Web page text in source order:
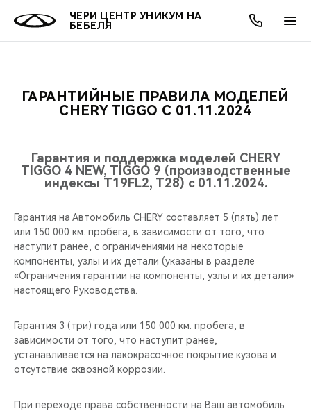
ЧЕРИ ЦЕНТР УНИКУМ НА
БЕБЕЛЯ
МОДЕЛИ
КРОССОВЕРЫ
СЕДАНЫ
НОВИНКИ
ПОКУПАТЕЛЯМ
КРЕДИТ И СТРАХОВАНИЕ
ВЛАДЕЛЬЦАМ
ЗАПЧАСТИ И АКСЕССУАРЫ
МИР CHERY
О БРЕНДЕ
БЛАГОТВОРИТЕЛЬНОСТЬ
АКЦИИ
ОНЛАЙН СЕРВИСЫ
КРЕДИТ
О КОМПАНИИ
МЫ В СОЦСЕТЯХ
ГАРАНТИЙНЫЕ ПРАВИЛА МОДЕЛЕЙ
CHERY TIGGO С 01.11.2024
Гарантия и поддержка моделей CHERY
TIGGO 4 NEW, TIGGO 9 (производственные
индексы T19FL2, T28) с 01.11.2024.
Гарантия на Автомобиль CHERY составляет 5 (пять) лет
или 150 000 км. пробега, в зависимости от того, что
наступит ранее, с ограничениями на некоторые
компоненты, узлы и их детали (указаны в разделе
«Ограничения гарантии на компоненты, узлы и их детали»
настоящего Руководства.
Гарантия 3 (три) года или 150 000 км. пробега, в
зависимости от того, что наступит ранее,
устанавливается на лакокрасочное покрытие кузова и
отсутствие сквозной коррозии.
При переходе права собственности на Ваш автомобиль